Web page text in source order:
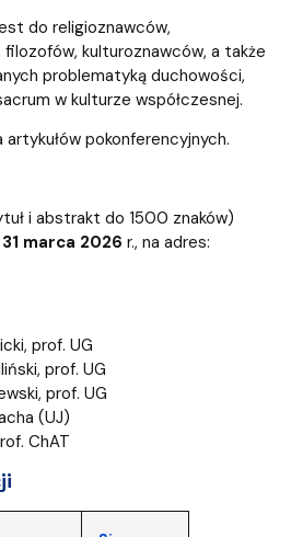
do religioznawców,
kulturoznawców, a także
problematyką duchowości,
w kulturze współczesnej.
pokonferencyjnych.
i abstrakt do 1500 znaków)
marca 2026 r., na adres:
prof. UG
prof. UG
prof. UG
(UJ)
ChAT